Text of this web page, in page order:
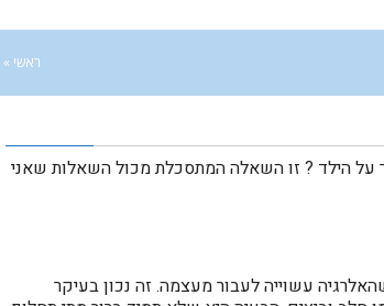
ראשי »
על הילד ? זו השאלה המתסכלת מכול השאלות שאני
עשוייה לעבור מעצמה. זה נכון בעיקר